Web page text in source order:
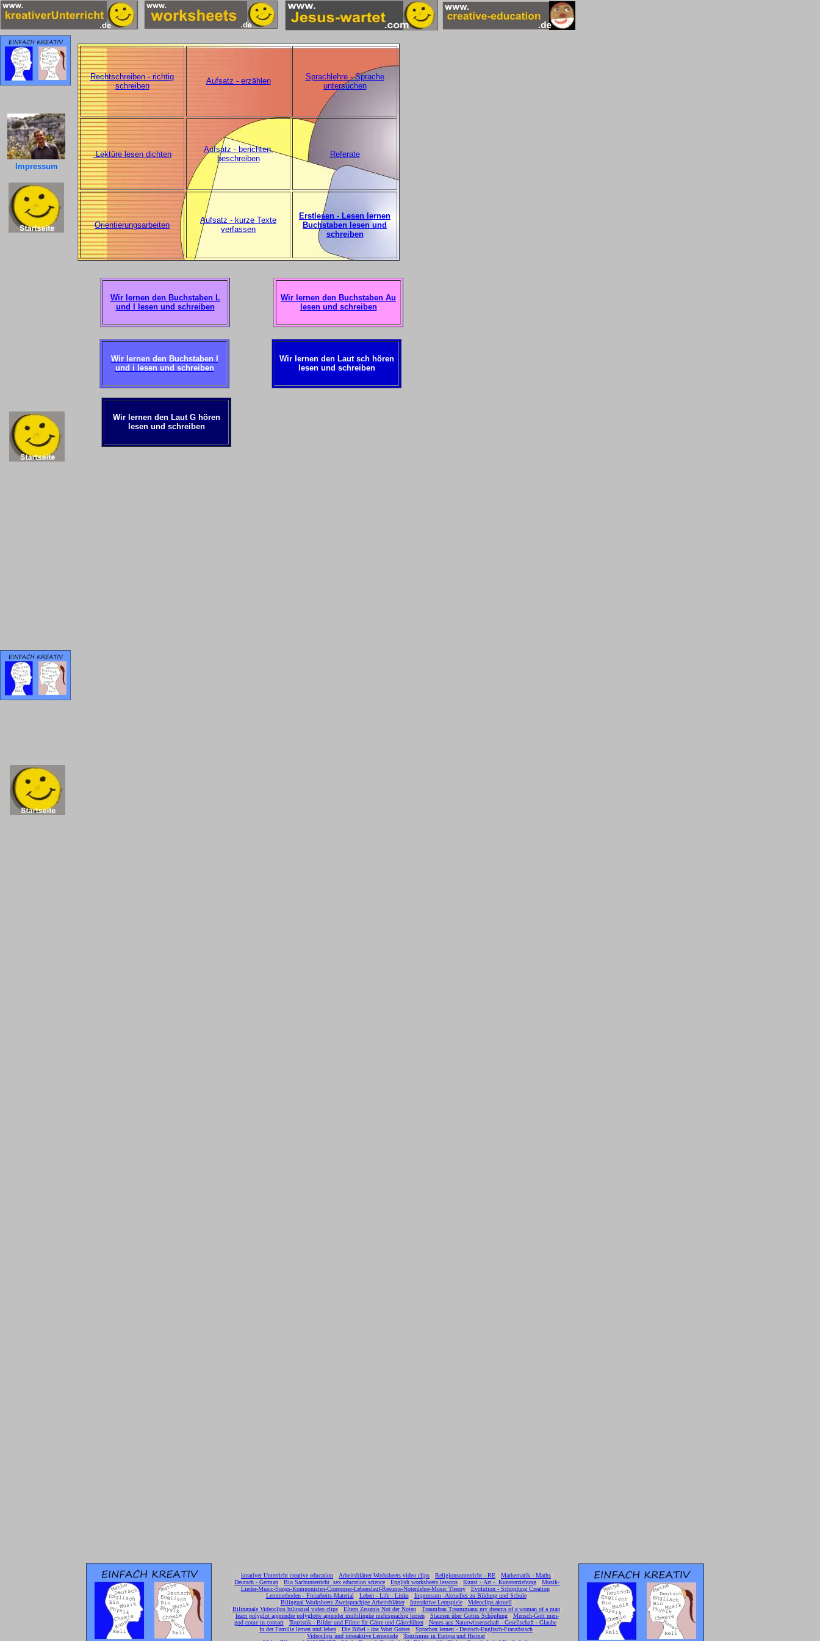
Impressum
Rechtschreiben - richtig
schreiben
Aufsatz - erzählen
Sprachlehre - Sprache
untersuchen
Lektüre lesen dichten
Aufsatz - berichten,
beschreiben
Referate
Orientierungsarbeiten
Aufsatz - kurze Texte
verfassen
Erstlesen - Lesen lernen
Buchstaben lesen und
schreiben
Wir lernen den Buchstaben L
und l lesen und schreiben
Wir lernen den Buchstaben I
und i lesen und schreiben
Wir lernen den Laut G hören
lesen und schreiben
Wir lernen den Buchstaben Au
lesen und schreiben
Wir lernen den Laut sch hören
lesen und schreiben
[kreativer Unterricht creative education] [Arbeitsblätter-Worksheets video clips] [Religionsunterricht - RE] [Mathematik - Maths]
[Deutsch - German] [Bio Sachunterricht sex education science] [English worksheets lessons] [Kunst - Art - Kunsterziehung] [Musik-
Lieder-Music-Songs-Komponisten-Composer-Lebenslauf-Resume-Notenlehre-Music Theory] [Evolution - Schöpfung Creation]
[Lernmethoden - Freiarbeits-Material] [Leben - Life - Links] [Impressum -Aktuelles zu Bildung und Schule]
[Bilingual Worksheets Zweisprachige Arbeitsblätter] [Interaktive Lernspiele] [Videoclips aktuell]
[Bilinguale Videoclips bilingual video clips] [Eltern Zeugnis Not der Noten] [Traumfrau Traummann my dreams of a woman of a man]
[learn polyglot apprendre polyglotte aprender multilingüe mehrsprachig lernen] [Staunen über Gottes Schöpfung] [Mensch-Gott men-
god come in contact] [Touristik - Bilder und Filme für Gäste und Gästeführer] [Neues aus Naturwissenschaft - Gesellschaft - Glaube]
[In der Familie lernen und leben] [Die Bibel - das Wort Gottes] [Sprachen lernen - Deutsch-Englisch-Französisch]
[Videoclips und interaktive Lernspiele] [Tourismus in Europa und Heimat]